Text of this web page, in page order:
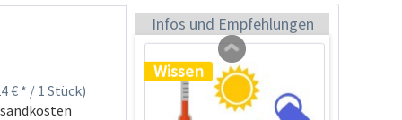
€ * / 1 Stück)
Infos und Empfehlungen
Wissen